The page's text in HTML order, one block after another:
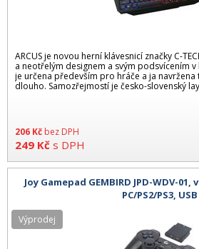
ARCUS je novou herní klávesnicí značky C-
a neotřelým designem a svým podsvícením v
je určena především pro hráče a ja
dlouho. Samozřejmostí je česko-slovenský
206 Kč bez DPH
249 Kč s DPH
Joy Gamepad GEMBIRD JPD-WDV-
PC/PS2/PS3, USB
Výprodej